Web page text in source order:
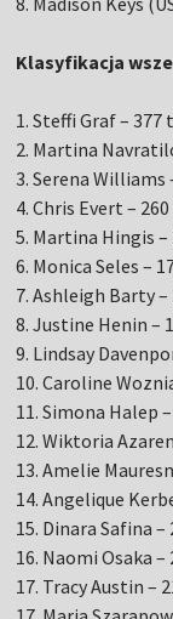
Klasyfikacja
1. Steffi Graf – 377
2. Martina
3. Serena Williams
4. Chris Evert – 260
5. Martina Hingis –
6. Monica Seles –
7. Ashleigh Barty –
8. Justine Henin –
9. Lindsay
10. Caroline
11. Simona Halep
12. Wiktoria
13. Amelie
14. Angelique
15. Dinara Safina –
16. Naomi Osaka –
17. Tracy Austin –